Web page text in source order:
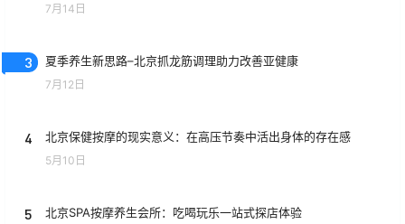
7月14日
3 夏季养生新思路–北京抓龙筋调理助力改善亚健康
7月12日
4 北京保健按摩的现实意义：在高压节奏中活出身体的存在感
5月10日
5 北京SPA按摩养生会所：吃喝玩乐一站式探店体验